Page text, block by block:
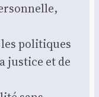
les poli­tiques
jus­tice et de